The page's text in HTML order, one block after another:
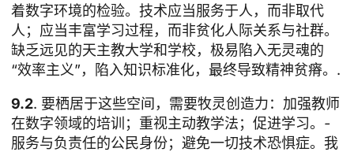
着数字环境的检验。技术应当服务于人，而非取代
人；应当丰富学习过程，而非贫化人际关系与社群。
缺乏远见的天主教大学和学校，极易陷入无灵魂的
“效率主义”，陷入知识标准化，最终导致精神贫瘠。.
9.2. 要栖居于这些空间，需要牧灵创造力：加强教师
在数字领域的培训；重视主动教学法；促进学习。 -
服务与负责任的公民身份；避免一切技术恐惧症。我